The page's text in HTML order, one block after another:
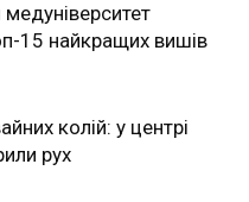
15 найкращих вишів
колій: у центрі
рух